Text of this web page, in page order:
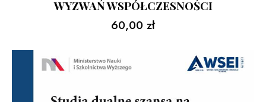
WYZWAŃ WSPÓŁCZESNOŚCI
60,00 zł